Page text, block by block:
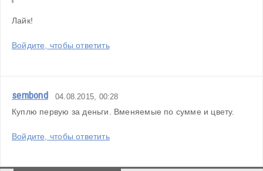
Лайк!
Войдите, чтобы ответить
sembond 04.08.2015, 00:28
Куплю первую за деньги. Вменяемые по сумме и цвету.
Войдите, чтобы ответить